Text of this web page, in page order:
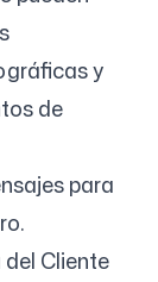
y
de
para
del Cliente